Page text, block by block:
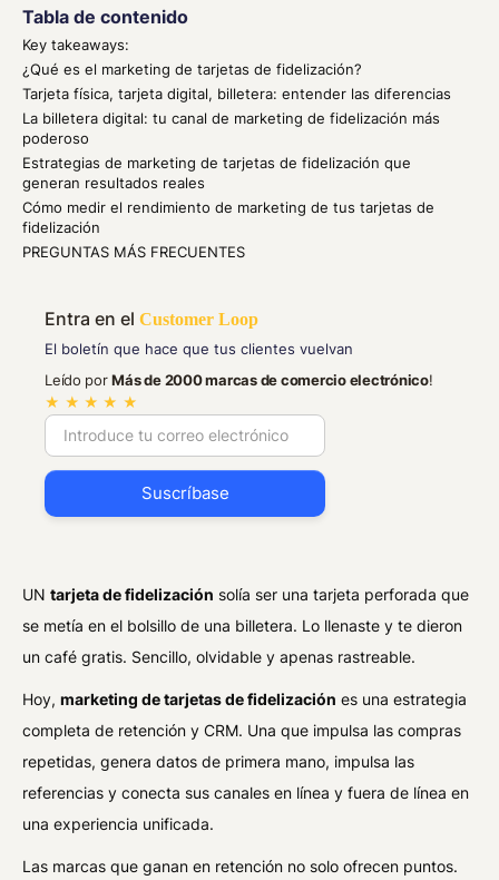
Tabla de contenido
Key takeaways:
¿Qué es el marketing de tarjetas de fidelización?
Tarjeta física, tarjeta digital, billetera: entender las diferencias
La billetera digital: tu canal de marketing de fidelización más
poderoso
Estrategias de marketing de tarjetas de fidelización que
generan resultados reales
Cómo medir el rendimiento de marketing de tus tarjetas de
fidelización
PREGUNTAS MÁS FRECUENTES
Entra en elCustomer Loop
El boletín que hace que tus clientes vuelvan
Leído por Más de 2000 marcas de comercio electrónico!
★ ★ ★ ★ ★
UNtarjeta de fidelización solía ser una tarjeta perforada que
se metía en el bolsillo de una billetera. Lo llenaste y te dieron
un café gratis. Sencillo, olvidable y apenas rastreable.
Hoy,marketing de tarjetas de fidelización es una estrategia
completa de retención y CRM. Una que impulsa las compras
repetidas, genera datos de primera mano, impulsa las
referencias y conecta sus canales en línea y fuera de línea en
una experiencia unificada.
Las marcas que ganan en retención no solo ofrecen puntos.